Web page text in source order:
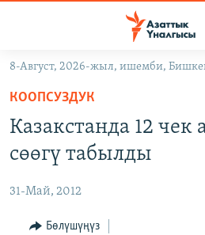
Навигацияга
өтүңүз
Издөөгө
салыңыз
ЭКОНОМИКА
МАДАНИЯТ
БОРБОР АЗИЯ
УКРАИНА
АТАЙЫН ИЛИКТӨӨ
ТВ ПРОГРАММАЛАР
8-Август, 2026-жыл, ишемби,
КООПСУЗДУК
Казакстанда 12
сөөгү табылды
31-Май, 2012
Бөлүшүңүз